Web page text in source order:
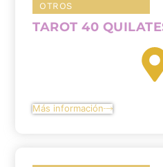
OTROS
TAROT 40
Más información